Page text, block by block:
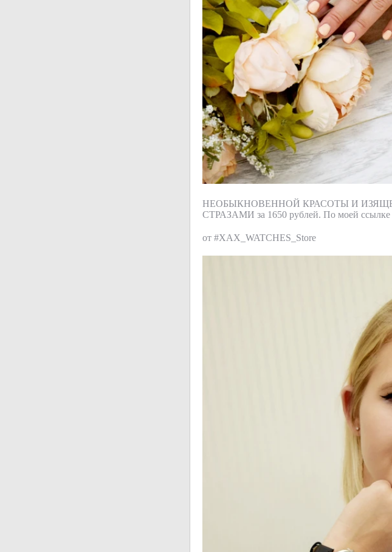
НЕОБЫКНОВЕННОЙ КРАСОТЫ И
СТРАЗАМИ за 1650 рублей. По моей ссылке
от #XAX_WATCHES_Store